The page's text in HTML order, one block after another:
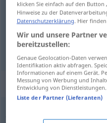
Synonyme
falsch unwahr
klicken Sie einfach auf den
Hinweise zu der
Datenschutzerklärung. Hier
Wir und unsere Partner
bereitzustellen:
Genaue Geolocation-Daten
Identifikation aktiv abfragen.
Informationen auf einem Gerät.
Messung von Werbung und
Entwicklung von Dienstleistungen.
Liste der Partner (Lieferanten)